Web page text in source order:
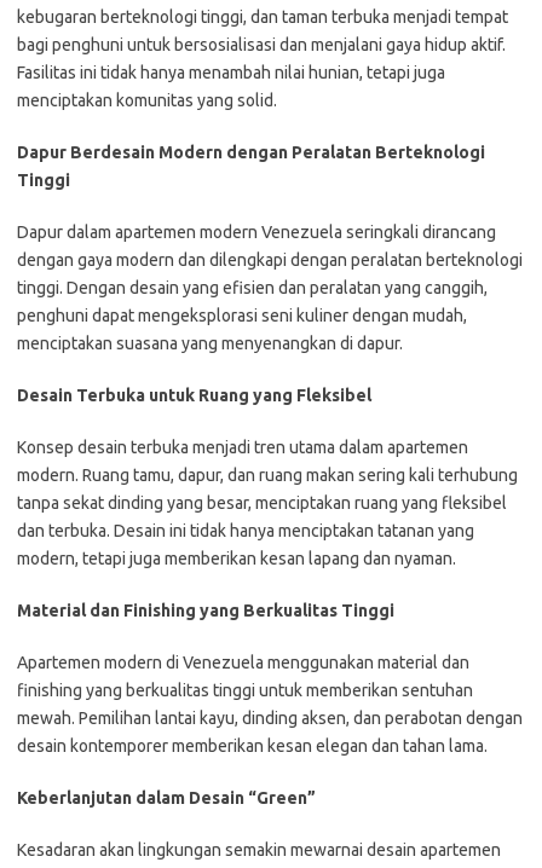
kebugaran berteknologi tinggi, dan taman terbuka menjadi tempat
bagi penghuni untuk bersosialisasi dan menjalani gaya hidup aktif.
Fasilitas ini tidak hanya menambah nilai hunian, tetapi juga
menciptakan komunitas yang solid.
Dapur Berdesain Modern dengan Peralatan Berteknologi
Tinggi
Dapur dalam apartemen modern Venezuela seringkali dirancang
dengan gaya modern dan dilengkapi dengan peralatan berteknologi
tinggi. Dengan desain yang efisien dan peralatan yang canggih,
penghuni dapat mengeksplorasi seni kuliner dengan mudah,
menciptakan suasana yang menyenangkan di dapur.
Desain Terbuka untuk Ruang yang Fleksibel
Konsep desain terbuka menjadi tren utama dalam apartemen
modern. Ruang tamu, dapur, dan ruang makan sering kali terhubung
tanpa sekat dinding yang besar, menciptakan ruang yang fleksibel
dan terbuka. Desain ini tidak hanya menciptakan tatanan yang
modern, tetapi juga memberikan kesan lapang dan nyaman.
Material dan Finishing yang Berkualitas Tinggi
Apartemen modern di Venezuela menggunakan material dan
finishing yang berkualitas tinggi untuk memberikan sentuhan
mewah. Pemilihan lantai kayu, dinding aksen, dan perabotan dengan
desain kontemporer memberikan kesan elegan dan tahan lama.
Keberlanjutan dalam Desain “Green”
Kesadaran akan lingkungan semakin mewarnai desain apartemen